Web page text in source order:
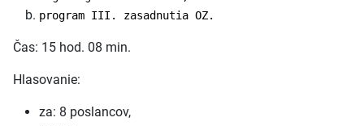
program III. zasadnutia OZ.
Čas: 15 hod. 08 min.
Hlasovanie:
za: 8 poslancov,